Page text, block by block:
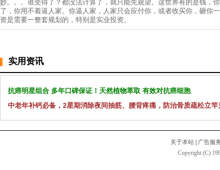
妙。。。谁受得了？都没法计算了，就只能先观望。这世界有的是钱，
了，你用不着逼人家。你逼人家，人家只会应付你，或者收买你，砸你
资是需要一整套规划的，特别是实业投资。
实用资讯
抗癌明星组合 多年口碑保证！天然植物萃取 有效对抗癌细胞
中老年补钙必备，2星期消除夜间抽筋、腰背疼痛，防治骨质疏松立竿
关于本站
广告服
Copyright (C)